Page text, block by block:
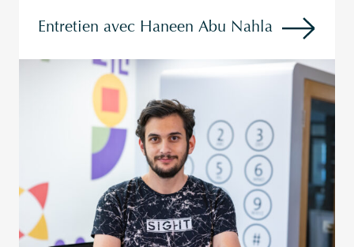
Entretien avec Haneen Abu Nahla